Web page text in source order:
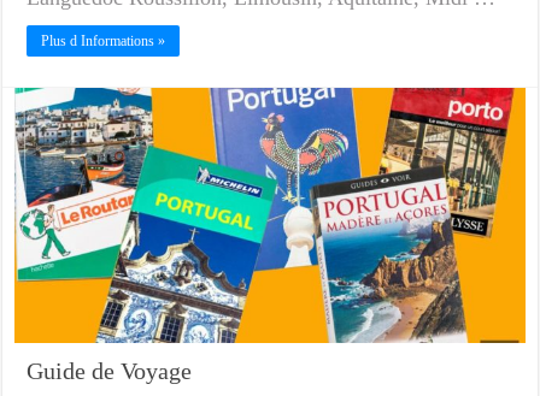
Plus d Informations »
Guide de Voyage